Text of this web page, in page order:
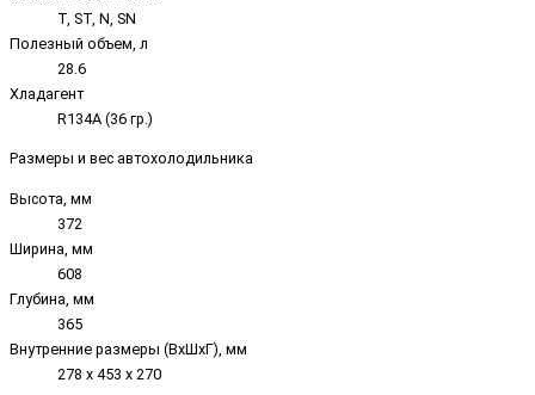
T, ST, N, SN
Полезный объем, л
28.6
Хладагент
R134A (36 гр.)
Размеры и вес автохолодильника
Высота, мм
372
Ширина, мм
608
Глубина, мм
365
Внутренние размеры (ВxШxГ), мм
278 x 453 x 270